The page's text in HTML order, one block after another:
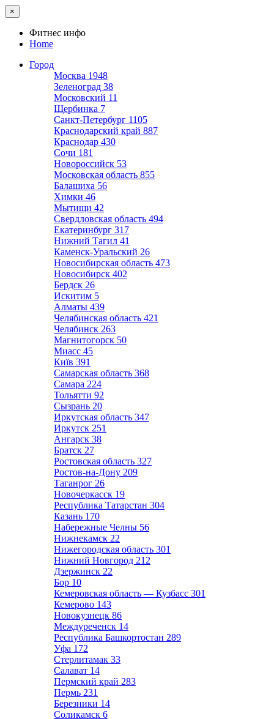
×
Фитнес инфо
Home
Город
Москва 1948
Зеленоград 38
Московский 11
Щербинка 7
Санкт-Петербург 1105
Краснодарский край 887
Краснодар 430
Сочи 181
Новороссийск 53
Московская область 855
Балашиха 56
Химки 46
Мытищи 42
Свердловская область 494
Екатеринбург 317
Нижний Тагил 41
Каменск-Уральский 26
Новосибирская область 473
Новосибирск 402
Бердск 26
Искитим 5
Алматы 439
Челябинская область 421
Челябинск 263
Магнитогорск 50
Миасс 45
Київ 391
Самарская область 368
Самара 224
Тольятти 92
Сызрань 20
Иркутская область 347
Иркутск 251
Ангарск 38
Братск 27
Ростовская область 327
Ростов-на-Дону 209
Таганрог 26
Новочеркасск 19
Республика Татарстан 304
Казань 170
Набережные Челны 56
Нижнекамск 22
Нижегородская область 301
Нижний Новгород 212
Дзержинск 22
Бор 10
Кемеровская область — Кузбасс 301
Кемерово 143
Новокузнецк 86
Междуреченск 14
Республика Башкортостан 289
Уфа 172
Стерлитамак 33
Салават 14
Пермский край 283
Пермь 231
Березники 14
Соликамск 6